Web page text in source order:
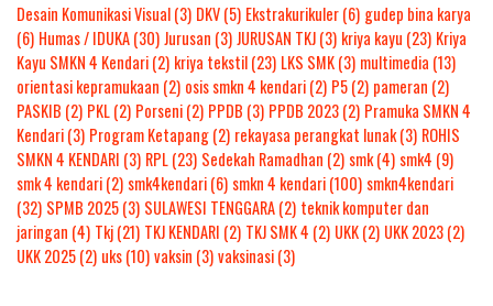
Desain Komunikasi Visual(3) DKV(5) Ekstrakurikuler(6) gudep bina karya
(6) Humas / IDUKA(30)Jurusan (3)JURUSAN TKJ(3) kriya kayu (23) Kriya
Kayu SMKN 4 Kendari(2) kriya tekstil(23) LKS SMK(3) multimedia (13)
orientasi kepramukaan (2) osis smkn 4 kendari(2) P5(2) pameran (2)
PASKIB (2) PKL(2) Porseni(2) PPDB (3) PPDB 2023(2) Pramuka SMKN 4
Kendari(3) Program Ketapang(2) rekayasa perangkat lunak(3) ROHIS
SMKN 4 KENDARI (3) RPL(23) Sedekah Ramadhan (2) smk(4) smk4 (9)
smk 4 kendari(2) smk4kendari(6) smkn 4 kendari(100) smkn4kendari
(32) SPMB 2025(3) SULAWESI TENGGARA(2) teknik komputer dan
jaringan (4) Tkj(21) TKJ KENDARI (2) TKJ SMK 4 (2) UKK(2) UKK 2023(2)
UKK 2025(2) uks(10)vaksin (3)vaksinasi(3)